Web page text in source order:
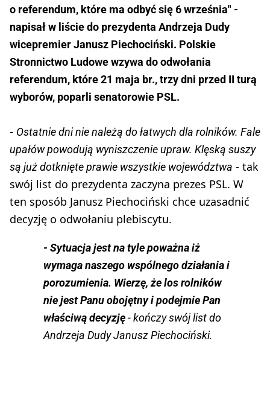
o referendum, które ma odbyć się 6 września" -
napisał w liście do prezydenta Andrzeja Dudy
wicepremier Janusz Piechociński. Polskie
Stronnictwo Ludowe wzywa do odwołania
referendum, które 21 maja br., trzy dni przed II turą
wyborów, poparli senatorowie PSL.
- Ostatnie dni nie należą do łatwych dla rolników. Fale
upałów powodują wyniszczenie upraw. Klęską suszy
są już dotknięte prawie wszystkie województwa - tak
swój list do prezydenta zaczyna prezes PSL. W
ten sposób Janusz Piechociński chce uzasadnić
decyzję o odwołaniu plebiscytu.
- Sytuacja jest na tyle poważna iż
wymaga naszego wspólnego działania i
porozumienia. Wierzę, że los rolników
nie jest Panu obojętny i podejmie Pan
właściwą decyzję- kończy swój list do
Andrzeja Dudy Janusz Piechociński.